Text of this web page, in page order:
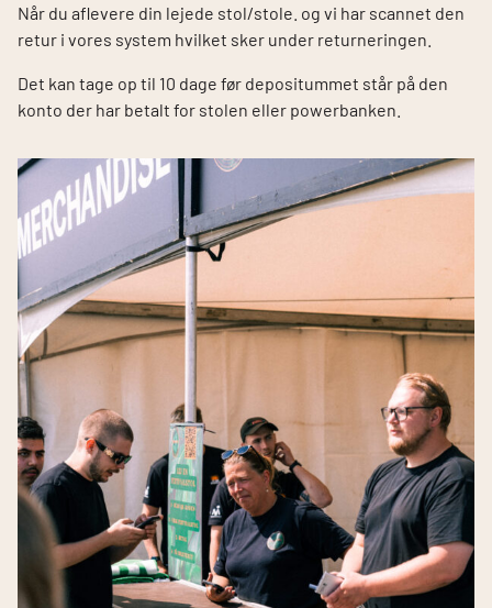
Når du aflevere din lejede stol/stole. og vi har scannet den
retur i vores system hvilket sker under returneringen.
Det kan tage op til 10 dage før depositummet står på den
konto der har betalt for stolen eller powerbanken.